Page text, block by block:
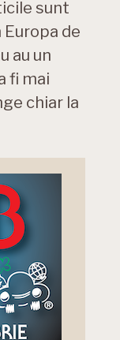
sunt
de
au un
fi mai
chiar la